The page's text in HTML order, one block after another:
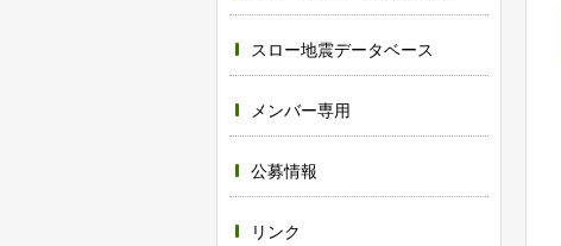
スロー地震データベース
メンバー専用
公募情報
リンク